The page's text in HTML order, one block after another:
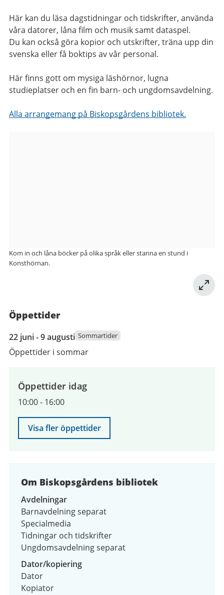
Här kan du läsa dagstidningar och tidskrifter, använda
våra datorer, låna film och musik samt dataspel.
Du kan också göra kopior och utskrifter, träna upp din
svenska eller få boktips av vår personal.
Här finns gott om mysiga läshörnor, lugna
studieplatser och en fin barn- och ungdomsavdelning.
Alla arrangemang på Biskopsgårdens bibliotek.
Kom in och låna böcker på olika språk eller stanna en stund i
Konsthörnan.
Öppettider
22
juni
2026
augusti
2026
22 juni - 9 augusti Sommartider
Öppettider i sommar
Öppettider idag
10:00- 16:00
Visa fler öppettider
Om Biskopsgårdens bibliotek
Avdelningar
Barnavdelning separat
Specialmedia
Tidningar och tidskrifter
Ungdomsavdelning separat
Dator/kopiering
Dator
Kopiator